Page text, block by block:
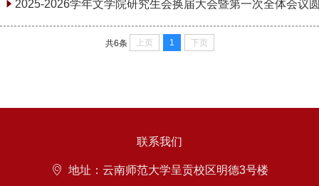
2025-2026学年文学院研究生会换届大会暨第一次全体会议
2025
共6条 上页 1 下页
联系我们
地址：云南师范大学呈贡校区明德3号楼
常用链接